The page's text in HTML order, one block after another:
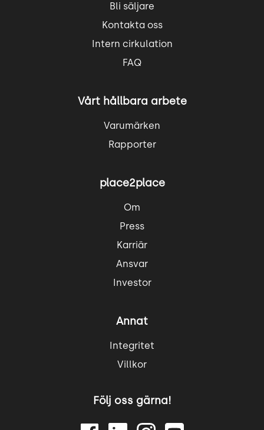
Bli säljare
Kontakta oss
Intern cirkulation
FAQ
Vårt hållbara arbete
Varumärken
Rapporter
place2place
Om
Press
Karriär
Ansvar
Investor
Annat
Integritet
Villkor
Följ oss gärna!